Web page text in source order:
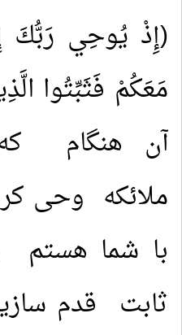
(إِذْ يُوحِي رَبُّكَ
مَعَكُمْ فَثَبِّتُوا
آن هنگام
ملائکه وحی
با شما